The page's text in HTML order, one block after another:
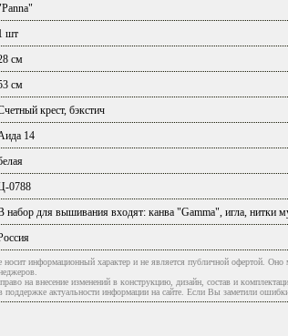
шт
см
см
крест, бэкстич
14
0788
набор для вышивания входят: канва "Gamma", игла, нитки
носит информационный характер и не является публичной офертой.
на внесение изменений в конструкцию, дизайн, состав и
актуальности информации на сайте. Если Вы заметили